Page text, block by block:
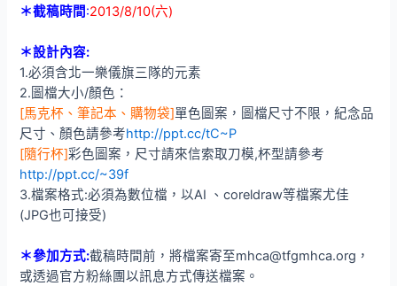
＊截稿時間:2013/8/10(六)
＊設計內容:
1.必須含北一樂儀旗三隊的元素
2.圖檔大小/顏色：
[馬克杯、筆記本、購物袋]單色圖案，圖檔尺寸不限，紀念品
尺寸、顏色請參考http://ppt.cc/tC~P
[隨行杯]彩色圖案，尺寸請來信索取刀模,杯型請參考
http://ppt.cc/~39f
3.檔案格式:必須為數位檔，以AI 、coreldraw等檔案尤佳
(JPG也可接受)
＊參加方式:截稿時間前，將檔案寄至mhca@tfgmhca.org，
或透過官方粉絲團以訊息方式傳送檔案。